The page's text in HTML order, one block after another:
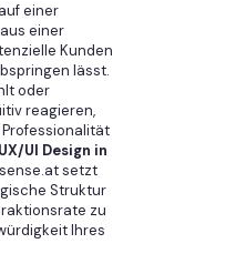
einer
einer
Kunden
lässt.
oder
reagieren,
UX/UI Design in
setzt
Struktur
zu
Ihres